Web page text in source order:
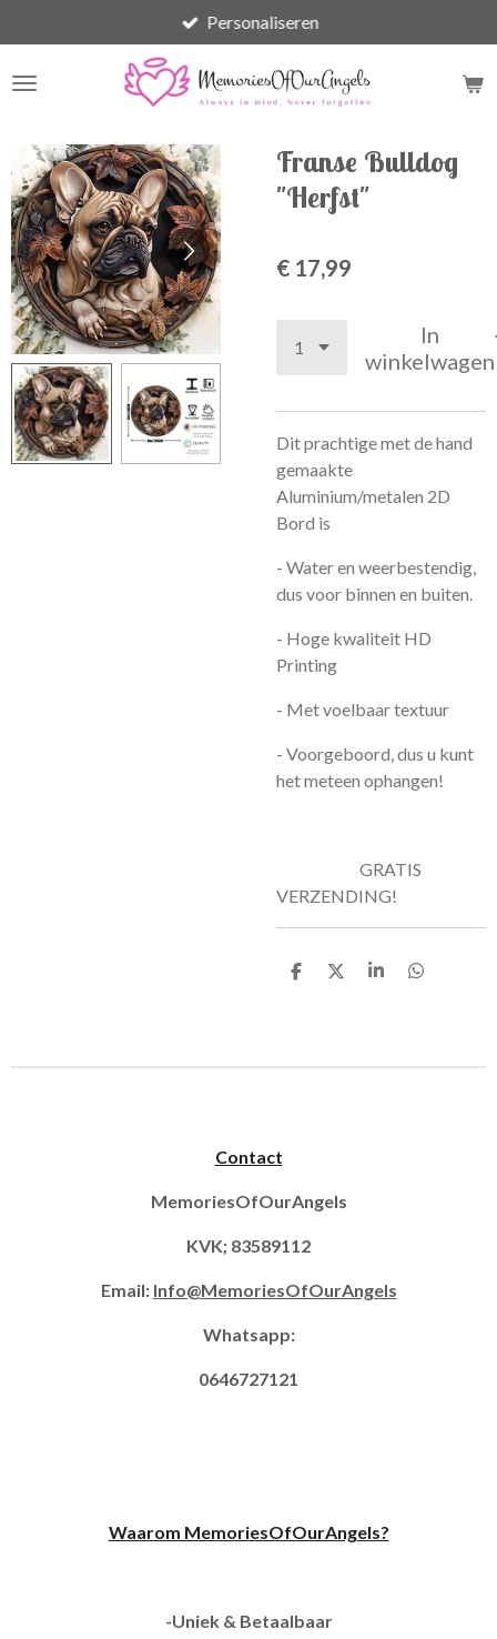
direct
naar
Personaliseren
Franse Bulldog
"Herfst"
€ 17,99
In
winkelwagen
Dit prachtige met de hand
gemaakte
Aluminium/metalen 2D
Bord is
- Water en weerbestendig,
dus voor binnen en buiten.
- Hoge kwaliteit HD
Printing
- Met voelbaar textuur
- Voorgeboord, dus u kunt
het meteen ophangen!
GRATIS
VERZENDING!
D
D
S
D
Contact
MemoriesOfOurAngels
KVK; 83589112
Email: Info@MemoriesOfOurAngels
Whatsapp:
0646727121
Waarom MemoriesOfOurAngels?
-Uniek & Betaalbaar